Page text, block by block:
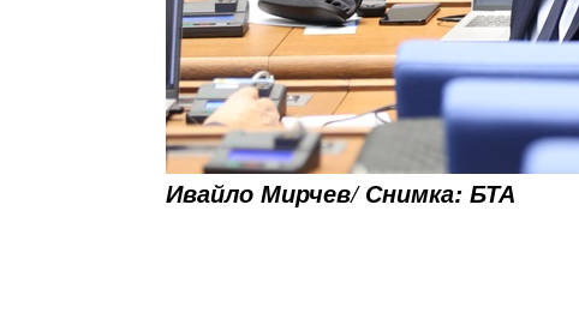
Ивайло Мирчев/ Снимка: БТА